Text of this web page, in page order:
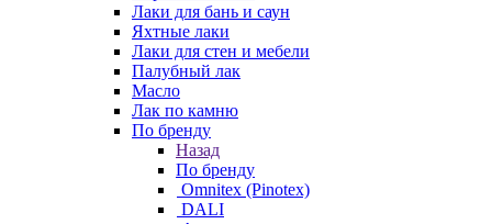
Лаки для бань и саун
Яхтные лаки
Лаки для стен и мебели
Палубный лак
Масло
Лак по камню
По бренду
Назад
По бренду
Omnitex (Pinotex)
DALI